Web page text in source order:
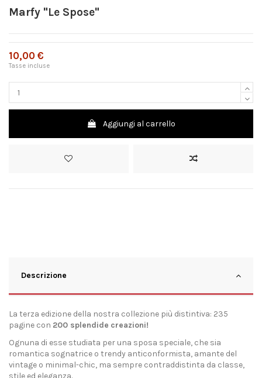
Marfy "Le Spose"
10,00 €
Tasse incluse
Aggiungi al carrello
Descrizione
La terza edizione della nostra collezione più distintiva: 235
pagine con 200 splendide creazioni!
Ognuna di esse studiata per una sposa speciale, che sia
romantica sognatrice o trendy anticonformista, amante del
vintage o minimal-chic, ma sempre contraddistinta da classe,
stile ed eleganza.